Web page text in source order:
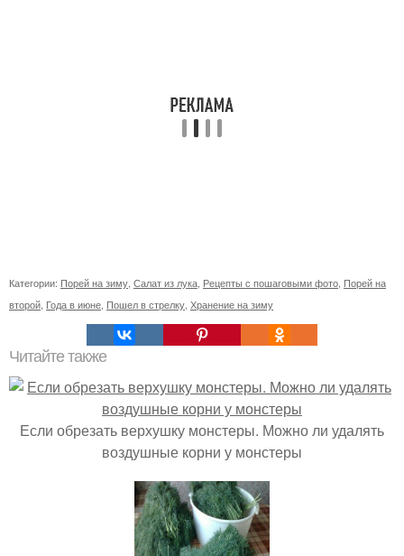
Категории: Порей на зиму Салат из лука Рецепты с пошаговыми фото Порей на
второй Года в июне Пошел в стрелку Хранение на зиму
Читайте также
Если обрезать верхушку монстеры. Можно ли удалять
воздушные корни у монстеры